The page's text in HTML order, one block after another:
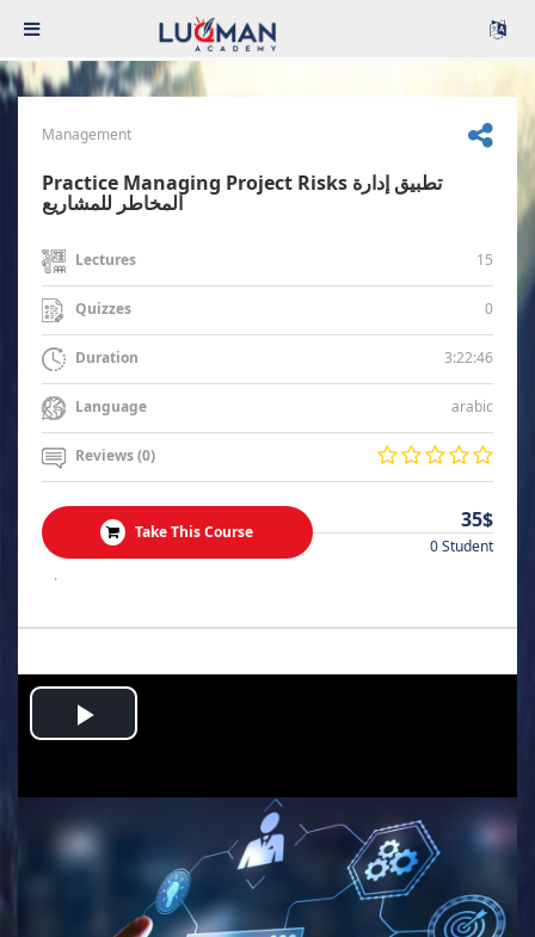
Management
Practice Managing Project Risks تطبيق إدارة
المخاطر للمشاريع
Lectures 15
Quizzes 0
Duration 3:22:46
Language arabic
Reviews (0)
Take This Course 35$
0 Student
.
Play
Video